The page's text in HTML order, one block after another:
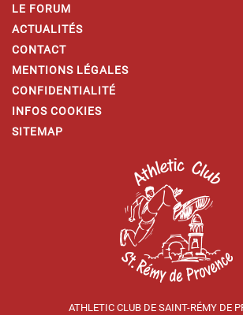
LE FORUM
ACTUALITÉS
CONTACT
MENTIONS LÉGALES
CONFIDENTIALITÉ
INFOS COOKIES
SITEMAP
ATHLETIC CLUB DE SAINT-RÉMY DE